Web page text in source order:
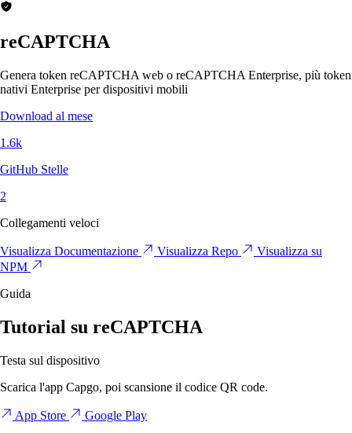
reCAPTCHA
Genera token reCAPTCHA web o reCAPTCHA Enterprise, più token
nativi Enterprise per dispositivi mobili
Download al mese
1.6k
GitHub Stelle
2
Collegamenti veloci
Visualizza Documentazione Visualizza Repo
Visualizza su
NPM
Guida
Tutorial su reCAPTCHA
Testa sul dispositivo
Scarica l'app Capgo, poi scansione il codice QR code.
App Store Google Play